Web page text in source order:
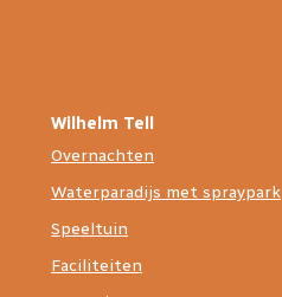
Wilhelm Tell
Overnachten
Waterparadijs met spraypark
Speeltuin
Faciliteiten